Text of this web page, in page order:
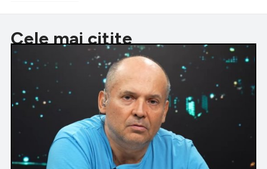
Cele mai citite